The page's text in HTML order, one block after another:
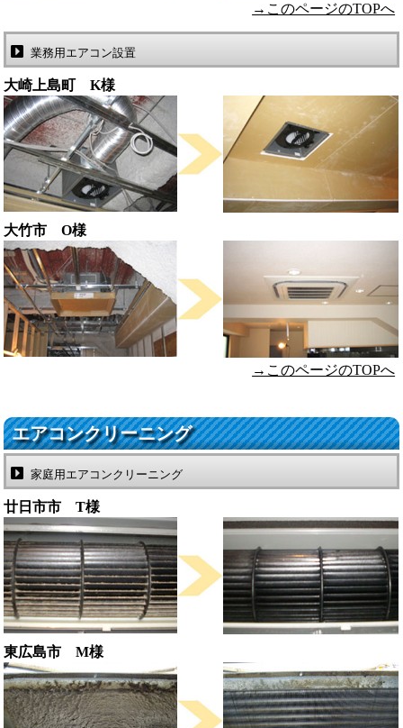
→このページのTOPへ
業務用エアコン設置
大崎上島町 K様
大竹市 O様
→このページのTOPへ
エアコンクリーニング
家庭用エアコンクリーニング
廿日市市 T様
東広島市 M様